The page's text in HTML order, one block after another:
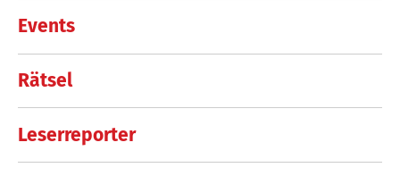
Events
Rätsel
Leserreporter